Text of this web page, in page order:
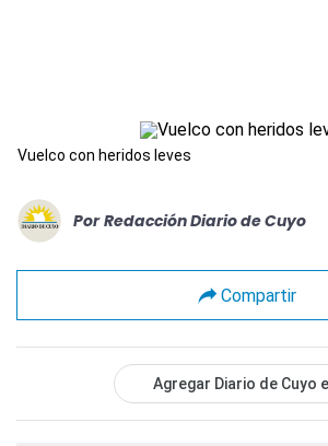
Vuelco con heridos leves
Por Redacción Diario de Cuyo
Compartir
Agregar Diario de Cuyo